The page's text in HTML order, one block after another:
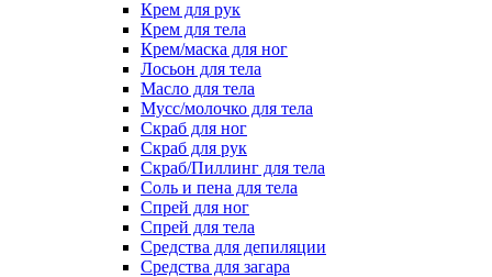
Крем для рук
Крем для тела
Крем/маска для ног
Лосьон для тела
Масло для тела
Мусс/молочко для тела
Скраб для ног
Скраб для рук
Скраб/Пиллинг для тела
Соль и пена для тела
Спрей для ног
Спрей для тела
Средства для депиляции
Средства для загара